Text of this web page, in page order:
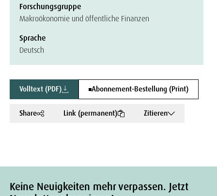
Forschungsgruppe
Makroökonomie und öffentliche Finanzen
Sprache
Deutsch
Volltext (PDF) Abonnement-Bestellung (Print)
Share Link (permanent) Zitieren
Keine Neuigkeiten mehr verpassen. Jetzt